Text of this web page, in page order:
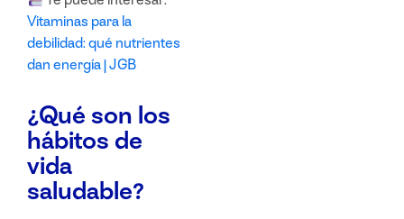
Vitaminas para la
debilidad: qué nutrientes
dan energía | JGB
¿Qué son los
hábitos de
vida
saludable?